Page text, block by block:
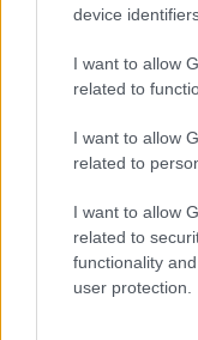
device
I want to allow
related to
I want to allow
related to
I want to allow
related to
functionality
user protection.
Cantina
Ilaria Galli · 3 Ago 2026